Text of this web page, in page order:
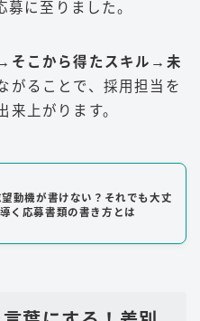
募に至りました。
→そこから得たスキル→未
がることで、採用担当を
来上がります。
動機が書けない？それでも大丈
く応募書類の書き方とは